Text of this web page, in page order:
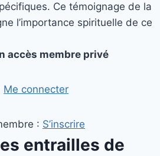
Ce témoignage de la
l’importance spirituelle de ce
accès membre privé
Me connecter
: S’inscrire
entrailles de